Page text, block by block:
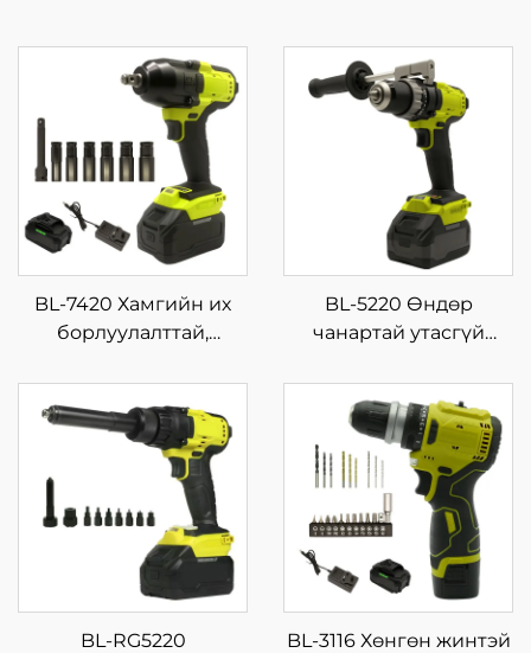
BL-7420 Хамгийн их
борлуулалттай,
ключний багц, өндөр
чанартай, дахин
ашиглах зориулалтын
цахилгаан хүчний
хэрэгсэл, 21V-ын
баттерейтэй
BL-5220 Өндөр
чанартай утасгүй
багц, олон үйлдэлтэй,
цэнэглэх боломжтой
цахилгаан түлхүүр,
хувьсах хурдтай, дахин
ашиглах зориулалтын
хэрэгсэл
BL-RG5220
BL-3116 Хөнгөн жинтэй